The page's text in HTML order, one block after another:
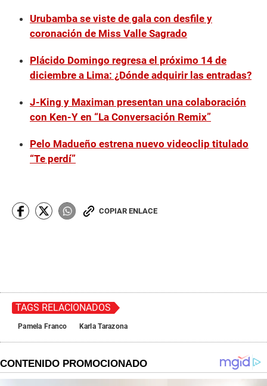
Urubamba se viste de gala con desfile y
coronación de Miss Valle Sagrado
Plácido Domingo regresa el próximo 14 de
diciembre a Lima: ¿Dónde adquirir las entradas?
J-King y Maximan presentan una colaboración
con Ken-Y en “La Conversación Remix”
Pelo Madueño estrena nuevo videoclip titulado
“Te perdí”
COPIAR ENLACE
TAGS RELACIONADOS
Pamela Franco Karla Tarazona